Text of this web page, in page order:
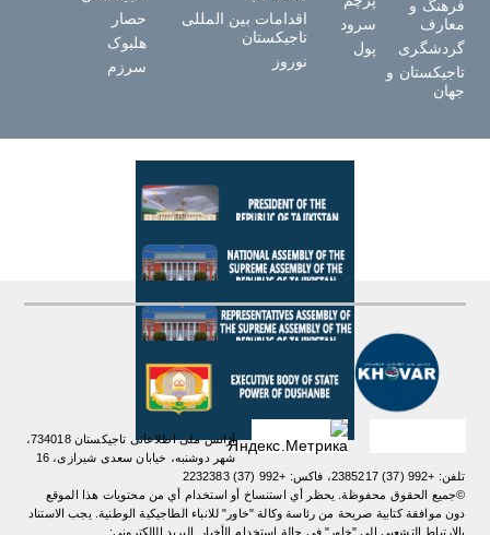
فرهنگ و
معارف
گردشگری
تاجیکستان و
جهان
سرود
پول
اقدامات بین المللی
تاجیکستان
نوروز
حصار
هلبوک
سرزم
آژانس ملی اطلاعاتی تاجیکستان 734018،
شهر دوشنبه، خیابان سعدی شیرازی، 16
تلفن: +992 (37) 2385217، فاکس: +992 (37) 2232383
©جميع الحقوق محفوظة. يحظر أي استنساخ أو استخدام أي من محتويات هذا الموقع
دون موافقة كتابية صريحة من رئاسة وكالة "خاور" للانباء الطاجيكية الوطنية. یجب الاستناد
بالارتباط التشعبي إلى "خاور" في حالة استخدام الأخبار. البريد الإلكتروني: